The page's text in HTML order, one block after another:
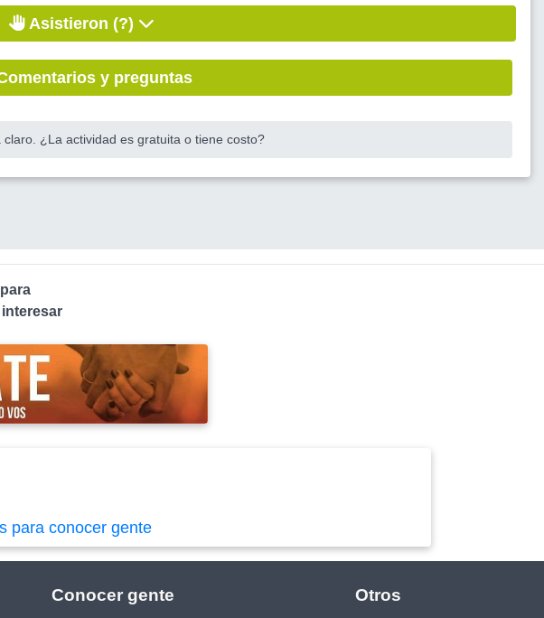
Asistieron (?)
y preguntas
¿La actividad es gratuita o tiene costo?
para
para conocer gente
Conocer gente Otros